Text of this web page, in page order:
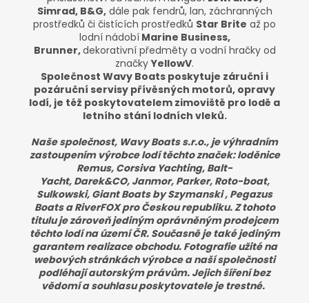
Simrad, B&G,dále pak fendrů, lan, záchranných
prostředků či čistících prostředků Star Brite až po
lodní nádobíMarine Business,
Brunner,dekorativní předměty a vodní hračky od
značkyYellowV.
Společnost Wavy Boats poskytuje záruční i
pozáruční servisy přívěsných motorů, opravy
lodí, je též poskytovatelem zimoviště pro lodě a
letního stání lodních vleků.
Naše společnost, Wavy Boats s.r.o., je výhradním
zastoupením výrobce lodí těchto značek: loděnice
Remus, Corsiva Yachting, Balt-
Yacht, Darek&CO, Janmor, Parker, Roto-boat,
Sulkowski, Giant Boats by Szymanski , Pegazus
Boats a RiverFOX pro Českou republiku. Z tohoto
titulu je zároveň jediným oprávněným prodejcem
těchto lodí na území ČR. Současně je také jediným
garantem realizace obchodu. Fotografie užité na
webových stránkách výrobce a naší společnosti
podléhají autorským právům. Jejich šíření bez
vědomí a souhlasu poskytovatele je trestné.